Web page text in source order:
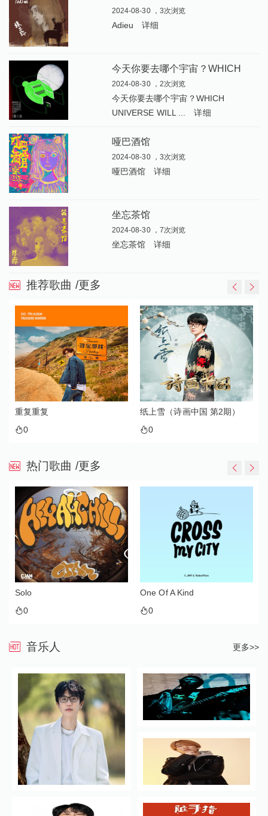
2024-08-30 ，3次浏览
Adieu 详细
2024-08-30 ，2次浏览
今天你要去哪个宇宙？WHICH
UNIVERSE WILL ...
详细
哑巴酒馆
2024-08-30 ，3次浏览
哑巴酒馆 详细
坐忘茶馆
2024-08-30 ，7次浏览
坐忘茶馆 详细
推荐歌曲 /更多
重复重复
0
纸上雪（诗画中国 第2期）
0
热门歌曲 /更多
Solo
0
One Of A Kind
0
音乐人 更多>>